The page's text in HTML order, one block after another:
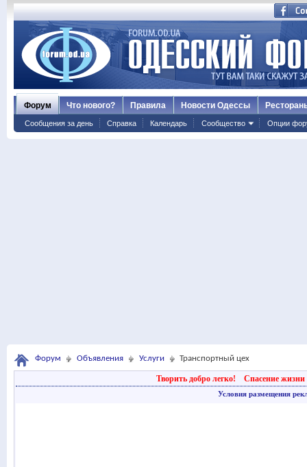
Форум
Сообщения за день Справка Календарь Сообщество Опции
Что нового? Правила Новости Одессы
Форум Объявления Услуги Транспортный цех
Творить добро легко! Спасение жизни
Условия размещения